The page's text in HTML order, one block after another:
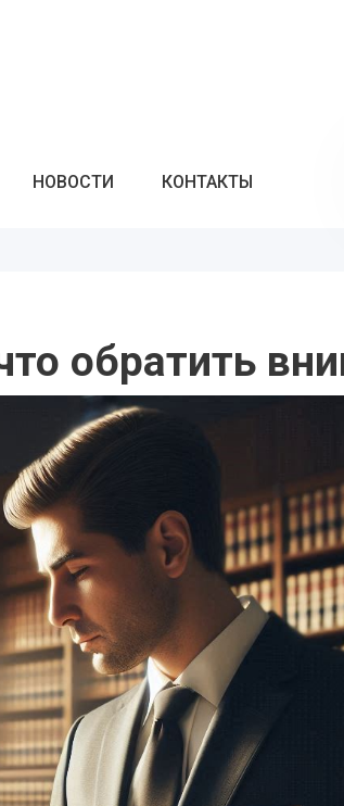
НОВОСТИ КОНТАКТЫ
обратить